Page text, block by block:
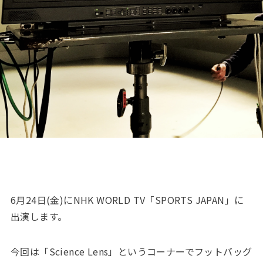
6月24日(金)にNHK WORLD TV「SPORTS JAPAN」に
出演します。
今回は「Science Lens」というコーナーでフットバッグ